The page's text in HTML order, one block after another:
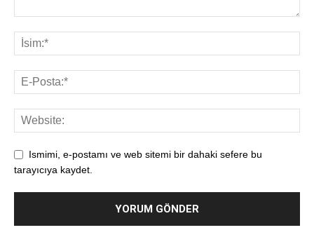
Ismimi, e-postamı ve web sitemi bir dahaki sefere bu
tarayıcıya kaydet.